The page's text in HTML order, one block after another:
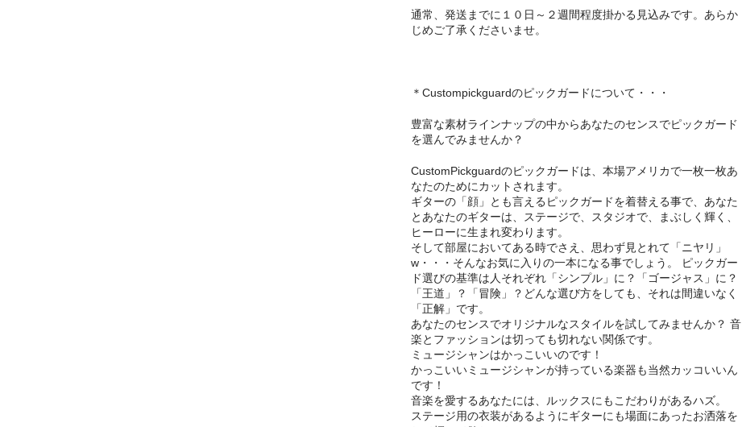
通常、発送までに１０日～２週間程度掛かる見込みです。あらか
じめご了承くださいませ。
＊Custompickguardのピックガードについて・・・
豊富な素材ラインナップの中からあなたのセンスでピックガード
を選んでみませんか？
CustomPickguardのピックガードは、本場アメリカで一枚一枚あ
なたのためにカットされます。
ギターの「顔」とも言えるピックガードを着替える事で、あなた
とあなたのギターは、ステージで、スタジオで、まぶしく輝く、
ヒーローに生まれ変わります。
そして部屋においてある時でさえ、思わず見とれて「ニヤリ」
w・・・そんなお気に入りの一本になる事でしょう。 ピックガー
ド選びの基準は人それぞれ「シンプル」に？「ゴージャス」に？
「王道」？「冒険」？どんな選び方をしても、それは間違いなく
「正解」です。
あなたのセンスでオリジナルなスタイルを試してみませんか？ 音
楽とファッションは切っても切れない関係です。
ミュージシャンはかっこいいのです！
かっこいいミュージシャンが持っている楽器も当然カッコいいん
です！
音楽を愛するあなたには、ルックスにもこだわりがあるハズ。
ステージ用の衣装があるようにギターにも場面にあったお洒落を